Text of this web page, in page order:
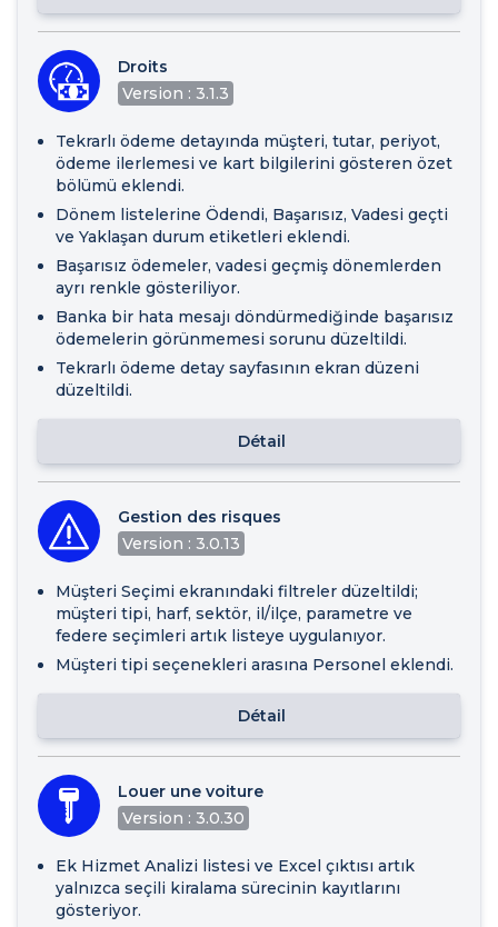
Droits
Version : 3.1.3
Tekrarlı ödeme detayında müşteri, tutar, periyot,
ödeme ilerlemesi ve kart bilgilerini gösteren özet
bölümü eklendi.
Dönem listelerine Ödendi, Başarısız, Vadesi geçti
ve Yaklaşan durum etiketleri eklendi.
Başarısız ödemeler, vadesi geçmiş dönemlerden
ayrı renkle gösteriliyor.
Banka bir hata mesajı döndürmediğinde başarısız
ödemelerin görünmemesi sorunu düzeltildi.
Tekrarlı ödeme detay sayfasının ekran düzeni
düzeltildi.
Détail
Gestion des risques
Version : 3.0.13
Müşteri Seçimi ekranındaki filtreler düzeltildi;
müşteri tipi, harf, sektör, il/ilçe, parametre ve
federe seçimleri artık listeye uygulanıyor.
Müşteri tipi seçenekleri arasına Personel eklendi.
Détail
Louer une voiture
Version : 3.0.30
Ek Hizmet Analizi listesi ve Excel çıktısı artık
yalnızca seçili kiralama sürecinin kayıtlarını
gösteriyor.